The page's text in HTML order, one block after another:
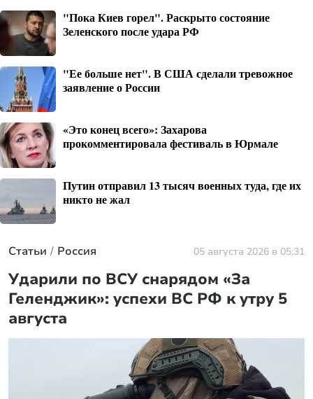
"Пока Киев горел". Раскрыто состояние
Зеленского после удара РФ
"Ее больше нет". В США сделали тревожное
заявление о России
«Это конец всего»: Захарова
прокомментировала фестиваль в Юрмале
Путин отправил 13 тысяч военных туда, где их
никто не жал
Статьи Россия 05 августа 2026 в 05:31
Ударили по ВСУ снарядом «За
Геленджик»: успехи ВС РФ к утру 5
августа